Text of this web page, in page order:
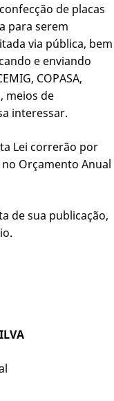
de placas
para serem
via pública, bem
e enviando
COPASA,
meios de
interessar.
Lei correrão por
Orçamento Anual
de sua publicação,